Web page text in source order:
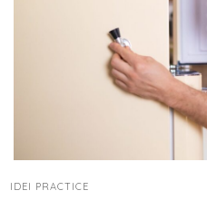
IDEI PRACTICE